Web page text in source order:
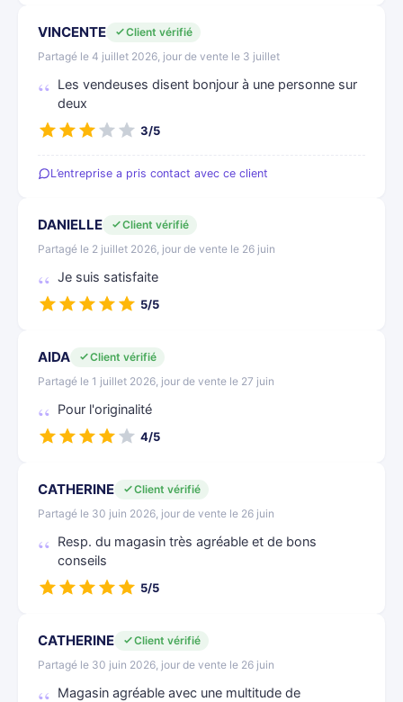
VINCENTE
Client vérifié
Partagé le 4 juillet 2026, jour de vente le 3 juillet
Les vendeuses disent bonjour à une personne sur
deux
3/5
L’entreprise a pris contact avec ce client
DANIELLE
Client vérifié
Partagé le 2 juillet 2026, jour de vente le 26 juin
Je suis satisfaite
5/5
AIDA
Client vérifié
Partagé le 1 juillet 2026, jour de vente le 27 juin
Pour l'originalité
4/5
CATHERINE
Client vérifié
Partagé le 30 juin 2026, jour de vente le 26 juin
Resp. du magasin très agréable et de bons
conseils
5/5
CATHERINE
Client vérifié
Partagé le 30 juin 2026, jour de vente le 26 juin
Magasin agréable avec une multitude de